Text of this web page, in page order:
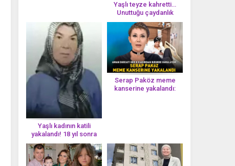
Yaşlı teyze kahretti…
Unuttuğu çaydanlık
öl*üme götürdü!
Yaşlı kadının katili
yakalandı! 18 yıl sonra
tek bir DNA iziyle
çözüldü!
Serap Paköz meme
kanserine yakalandı: